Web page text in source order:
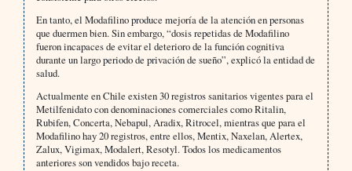
En tanto, el Modafilino produce mejoría de la atención en personas
que duermen bien. Sin embargo, “dosis repetidas de Modafilino
fueron incapaces de evitar el deterioro de la función cognitiva
durante un largo periodo de privación de sueño”, explicó la entidad de
salud.
Actualmente en Chile existen 30 registros sanitarios vigentes para el
Metilfenidato con denominaciones comerciales como Ritalin,
Rubifen, Concerta, Nebapul, Aradix, Ritrocel, mientras que para el
Modafilino hay 20 registros, entre ellos, Mentix, Naxelan, Alertex,
Zalux, Vigimax, Modalert, Resotyl. Todos los medicamentos
anteriores son vendidos bajo receta.